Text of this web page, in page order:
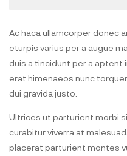
Ac haca ullamcorper donec
eturpis varius per a augue
duis a tincidunt per a aptent
erat himenaeos nunc
dui gravida justo.
Ultrices ut parturient morbi
curabitur viverra at
placerat parturient montes